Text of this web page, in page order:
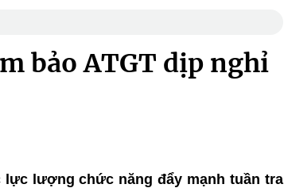
bảo ATGT dịp nghỉ
lực lượng chức năng đẩy mạnh tuần tra